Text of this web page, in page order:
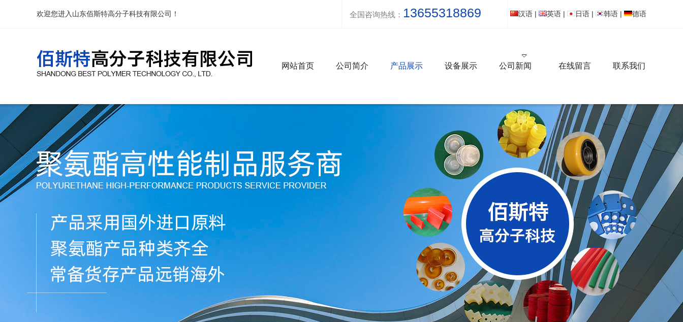
欢迎您进入山东佰斯特高分子科技有限公司！ 全国咨询热线： 13655318869 汉语 | 英语 | 日语 | 韩语 | 德语
网站首页 公司简介 产品展示 设备展示 公司新闻 在线留言 联系我们